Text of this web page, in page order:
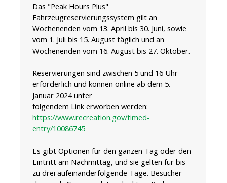
Das "Peak Hours Plus"
Fahrzeugreservierungssystem gilt an
Wochenenden vom 13. April bis 30. Juni, sowie
vom 1. Juli bis 15. August täglich und an
Wochenenden vom 16. August bis 27. Oktober.
Reservierungen sind zwischen 5 und 16 Uhr
erforderlich und können online ab dem 5.
Januar 2024 unter
folgendem Link erworben werden:
https://www.recreation.gov/timed-
entry/10086745
Es gibt Optionen für den ganzen Tag oder den
Eintritt am Nachmittag, und sie gelten für bis
zu drei aufeinanderfolgende Tage. Besucher